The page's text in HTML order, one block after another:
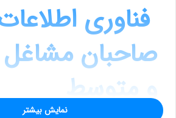
فناوری
صاحبان
و متوسط
نمایش بیشتر